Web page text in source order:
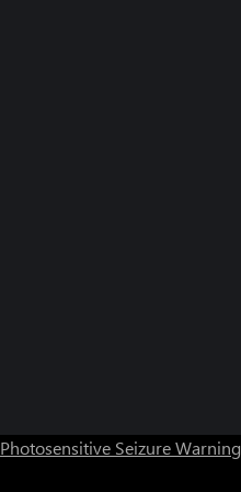
Photosensitive Seizure Warning